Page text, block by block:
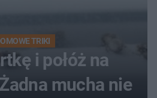
TRIKI
i połóż na
mucha nie